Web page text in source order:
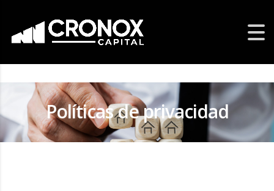
Políticas de privacidad